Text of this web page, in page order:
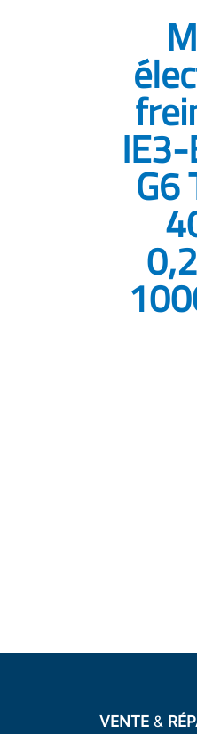
G6
VENTE &